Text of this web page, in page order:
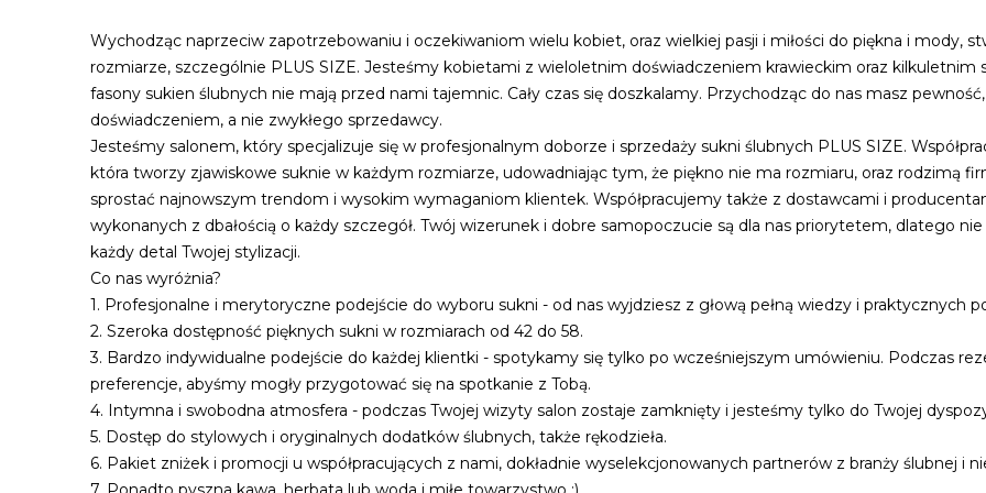
Wychodząc naprzeciw zapotrzebowaniu i oczekiwaniom wielu kobiet, oraz wielkiej pasji i miłości do piękna i mody,
rozmiarze, szczególnie PLUS SIZE. Jesteśmy kobietami z wieloletnim doświadczeniem krawieckim oraz kilkuletnim
fasony sukien ślubnych nie mają przed nami tajemnic. Cały czas się doszkalamy. Przychodząc do nas masz
doświadczeniem, a nie zwykłego sprzedawcy.
Jesteśmy salonem, który specjalizuje się w profesjonalnym doborze i sprzedaży sukni ślubnych PLUS SIZE.
która tworzy zjawiskowe suknie w każdym rozmiarze, udowadniając tym, że piękno nie ma rozmiaru, oraz rodzimą
sprostać najnowszym trendom i wysokim wymaganiom klientek. Współpracujemy także z dostawcami i
wykonanych z dbałością o każdy szczegół. Twój wizerunek i dobre samopoczucie są dla nas priorytetem, dlatego
każdy detal Twojej stylizacji.
Co nas wyróżnia?
1. Profesjonalne i merytoryczne podejście do wyboru sukni - od nas wyjdziesz z głową pełną wiedzy i praktycznych
2. Szeroka dostępność pięknych sukni w rozmiarach od 42 do 58.
3. Bardzo indywidualne podejście do każdej klientki - spotykamy się tylko po wcześniejszym umówieniu. Podczas
preferencje, abyśmy mogły przygotować się na spotkanie z Tobą.
4. Intymna i swobodna atmosfera - podczas Twojej wizyty salon zostaje zamknięty i jesteśmy tylko do Twojej
5. Dostęp do stylowych i oryginalnych dodatków ślubnych, także rękodzieła.
6. Pakiet zniżek i promocji u współpracujących z nami, dokładnie wyselekcjonowanych partnerów z branży ślubnej i